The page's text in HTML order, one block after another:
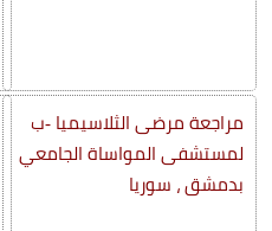
مراجعة مرضى الثلاسيميا -ب
لمستشفى المواساة الجامعي
بدمشق ، سوريا